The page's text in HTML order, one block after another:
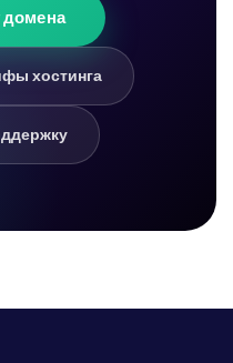
домена
хостинга